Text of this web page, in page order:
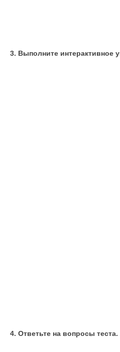
3. Выполните интерактивное
4. Ответьте на вопросы теста.